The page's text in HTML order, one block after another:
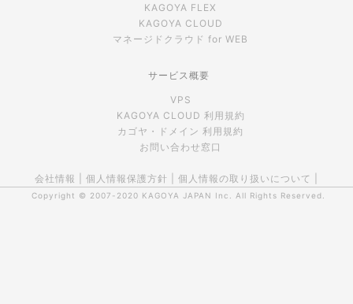
KAGOYA FLEX
KAGOYA CLOUD
マネージドクラウド for WEB
サービス概要
VPS
KAGOYA CLOUD 利用規約
カゴヤ・ドメイン 利用規約
お問い合わせ窓口
会社情報 個人情報保護方針 個人情報の取り扱いについて
Copyright © 2007-2020 KAGOYA JAPAN Inc. All Rights Reserved.